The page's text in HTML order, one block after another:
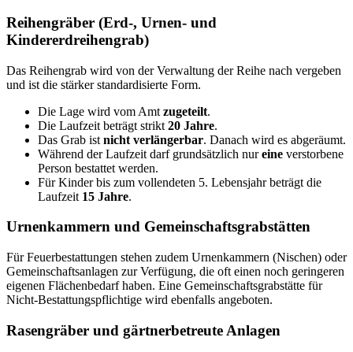
Reihengräber (Erd-, Urnen- und
Kindererdreihengrab)
Das Reihengrab wird von der Verwaltung der Reihe nach vergeben
und ist die stärker standardisierte Form.
Die Lage wird vom Amt zugeteilt.
Die Laufzeit beträgt strikt 20 Jahre.
Das Grab ist nicht verlängerbar. Danach wird es abgeräumt.
Während der Laufzeit darf grundsätzlich nureine verstorbene
Person bestattet werden.
Für Kinder bis zum vollendeten 5. Lebensjahr beträgt die
Laufzeit 15 Jahre.
Urnenkammern und Gemeinschaftsgrabstätten
Für Feuerbestattungen stehen zudem Urnenkammern (Nischen) oder
Gemeinschaftsanlagen zur Verfügung, die oft einen noch geringeren
eigenen Flächenbedarf haben. Eine Gemeinschaftsgrabstätte für
Nicht-Bestattungspflichtige wird ebenfalls angeboten.
Rasengräber und gärtnerbetreute Anlagen